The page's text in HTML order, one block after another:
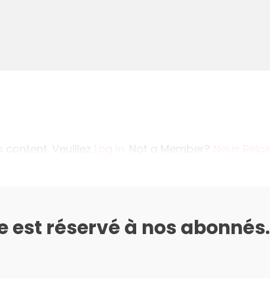
Veuillez . Not a Member?
est réservé à nos abonnés.